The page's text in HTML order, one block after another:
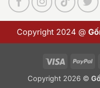
Copyright 2024 @
Visa
Copyright 2026 ©